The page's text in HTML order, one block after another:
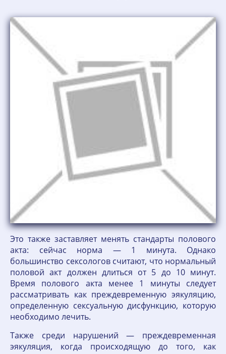
Это также заставляет менять стандарты полового
акта: сейчас норма — 1 минута. Однако
большинство сексологов считают, что нормальный
половой акт должен длиться от 5 до 10 минут.
Время полового акта менее 1 минуты следует
рассматривать как преждевременную эякуляцию,
определенную сексуальную дисфункцию, которую
необходимо лечить.
Также среди нарушений — преждевременная
эякуляция, когда происходящую до того, как